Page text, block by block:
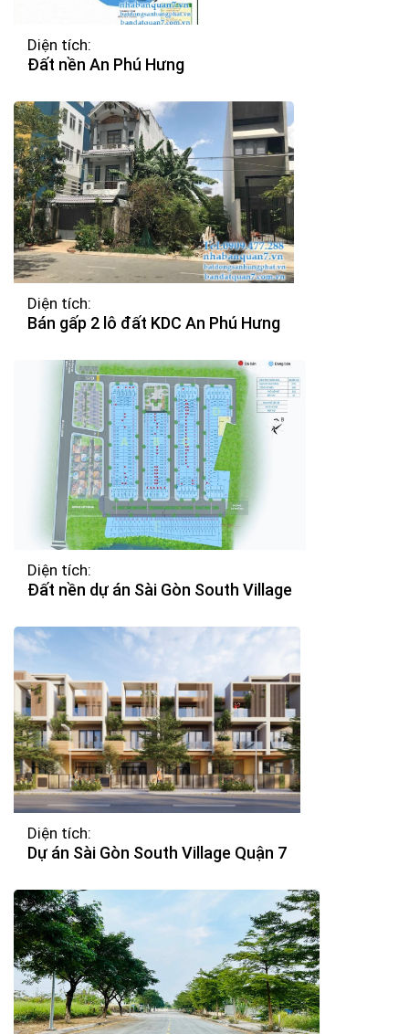
Diện tích:
Đất nền An Phú Hưng
Diện tích:
Bán gấp 2 lô đất KDC An Phú Hưng
Diện tích:
Đất nền dự án Sài Gòn South Village
Diện tích:
Dự án Sài Gòn South Village Quận 7